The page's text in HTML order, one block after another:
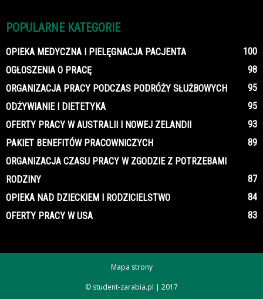
POPULARNE KATEGORIE
OPIEKA MEDYCZNA I PIELĘGNACJA PACJENTA
100
OGŁOSZENIA O PRACĘ
98
ORGANIZACJA PRACY PODCZAS PODRÓŻY SŁUŻBOWYCH
95
ODŻYWIANIE I DIETETYKA
95
OFERTY PRACY W AUSTRALII I NOWEJ ZELANDII
93
PAKIET BENEFITÓW PRACOWNICZYCH
89
ORGANIZACJA CZASU PRACY W ZGODZIE Z POTRZEBAMI
RODZINY
87
OPIEKA NAD DZIECKIEM I RODZICIELSTWO
84
OFERTY PRACY W USA
83
Mapa strony
© student-zarabia.pl | 2017